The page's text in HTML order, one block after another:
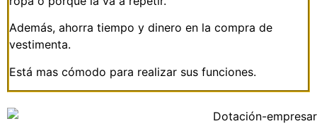
Además, ahorra tiempo y dinero en la compra de
vestimenta.
Está mas cómodo para realizar sus funciones.